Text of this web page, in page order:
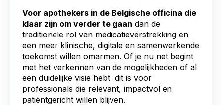
Voor apothekers in de Belgische officina die
klaar zijn om verder te gaan dan de
traditionele rol van medicatieverstrekking en
een meer klinische, digitale en samenwerkende
toekomst willen omarmen. Of je nu net begint
met het verkennen van de mogelijkheden of al
een duidelijke visie hebt, dit is voor
professionals die relevant, impactvol en
patiëntgericht willen blijven.